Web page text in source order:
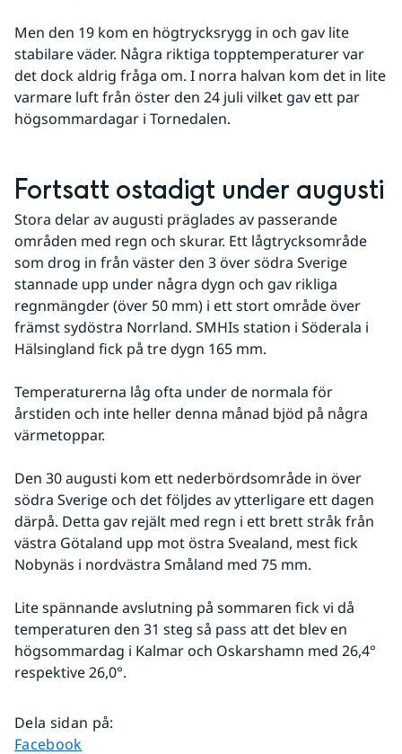
Men den 19 kom en högtrycksrygg in och gav lite
stabilare väder. Några riktiga topptemperaturer var
det dock aldrig fråga om. I norra halvan kom det in lite
varmare luft från öster den 24 juli vilket gav ett par
högsommardagar i Tornedalen.
Fortsatt ostadigt under augusti
Stora delar av augusti präglades av passerande
områden med regn och skurar. Ett lågtrycksområde
som drog in från väster den 3 över södra Sverige
stannade upp under några dygn och gav rikliga
regnmängder (över 50 mm) i ett stort område över
främst sydöstra Norrland. SMHIs station i Söderala i
Hälsingland fick på tre dygn 165 mm.
Temperaturerna låg ofta under de normala för
årstiden och inte heller denna månad bjöd på några
värmetoppar.
Den 30 augusti kom ett nederbördsområde in över
södra Sverige och det följdes av ytterligare ett dagen
därpå. Detta gav rejält med regn i ett brett stråk från
västra Götaland upp mot östra Svealand, mest fick
Nobynäs i nordvästra Småland med 75 mm.
Lite spännande avslutning på sommaren fick vi då
temperaturen den 31 steg så pass att det blev en
högsommardag i Kalmar och Oskarshamn med 26,4°
respektive 26,0°.
Dela sidan på:
Dela sidan på
Facebook